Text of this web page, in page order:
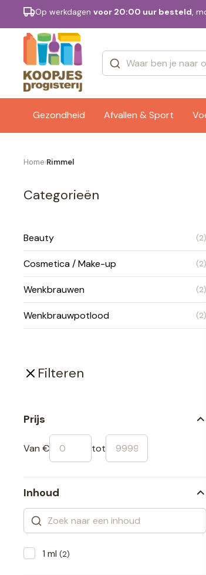
Op werkdagen voor 20:00 uur besteld,
Gezondheid Afvallen & Sport
Merken
Home›Rimmel
Categorieën
Beauty (2)
Cosmetica / Make-up (2)
Wenkbrauwen (2)
Wenkbrauwpotlood (2)
Filteren
Prijs
Van € tot
Inhoud
1 ml (2)